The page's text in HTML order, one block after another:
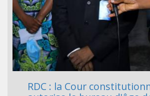
RDC : la Cour